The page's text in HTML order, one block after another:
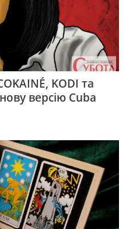
KODI та
версію Cuba